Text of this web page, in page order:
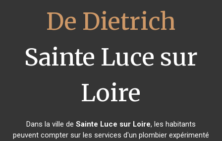
De Dietrich
Sainte Luce sur
Loire
Dans la ville de Sainte Luce sur Loire, les habitants
peuvent compter sur les services d'un plombier expérimenté